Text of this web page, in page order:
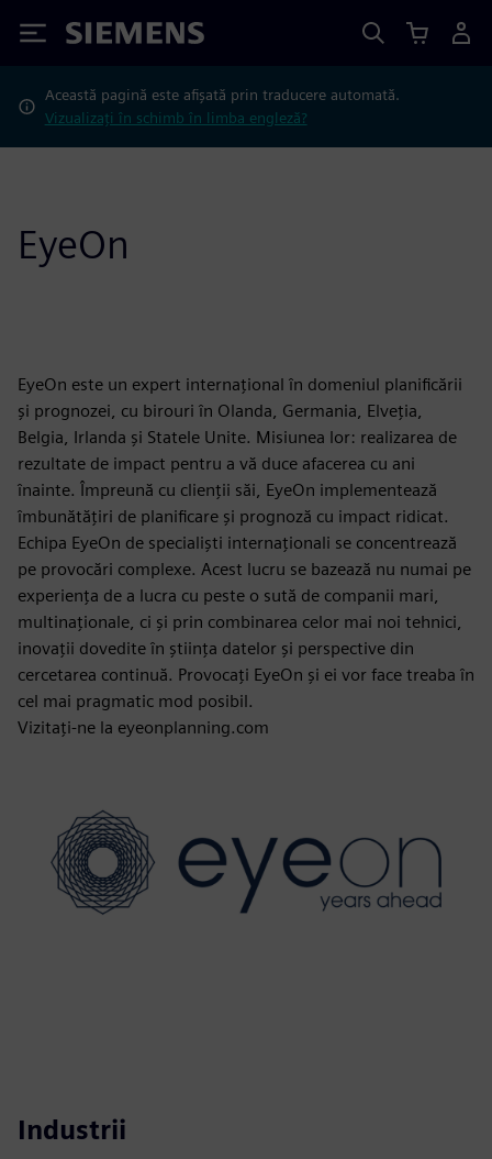
Siemens
Această pagină este afișată prin traducere automată.
Vizualizați în schimb în limba engleză?
EyeOn
EyeOn este un expert internațional în domeniul planificării
și prognozei, cu birouri în Olanda, Germania, Elveția,
Belgia, Irlanda și Statele Unite. Misiunea lor: realizarea de
rezultate de impact pentru a vă duce afacerea cu ani
înainte. Împreună cu clienții săi, EyeOn implementează
îmbunătățiri de planificare și prognoză cu impact ridicat.
Echipa EyeOn de specialiști internaționali se concentrează
pe provocări complexe. Acest lucru se bazează nu numai pe
experiența de a lucra cu peste o sută de companii mari,
multinaționale, ci și prin combinarea celor mai noi tehnici,
inovații dovedite în știința datelor și perspective din
cercetarea continuă. Provocați EyeOn și ei vor face treaba în
cel mai pragmatic mod posibil.
Vizitați-ne la eyeonplanning.com
Industrii